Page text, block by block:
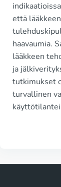
että
haavaumia.
lääkkeen
ja
tutkimukset
turvallinen